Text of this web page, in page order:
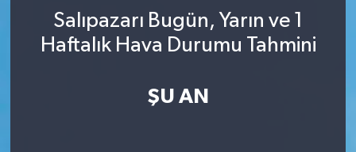
Salıpazarı Bugün, Yarın ve 1
Haftalık Hava Durumu Tahmini
ŞU AN
Tüm Manşetler